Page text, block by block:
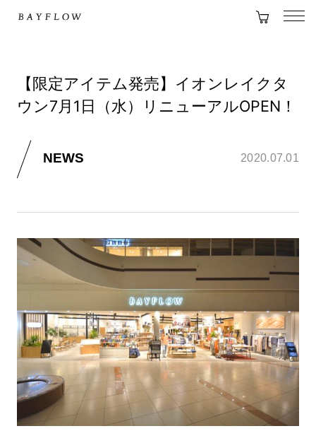
【限定アイテム発売】イオンレイクタ
ウン7月1日（水）リニューアルOPEN！
NEWS 2020.07.01